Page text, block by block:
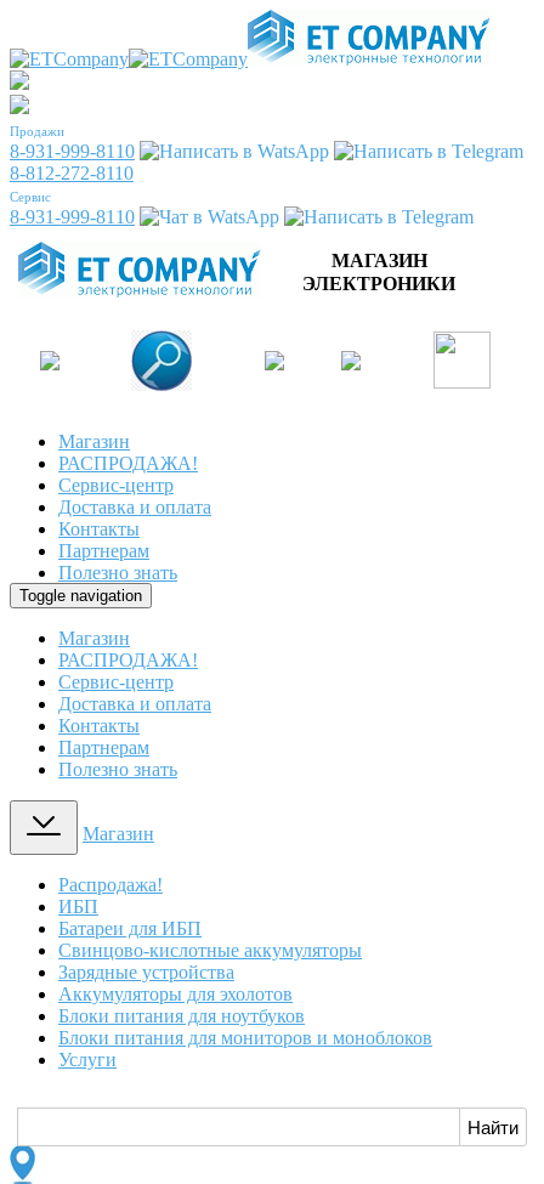
Продажи
8-931-999-8110
8-812-272-8110
Сервис
8-931-999-8110
МАГАЗИН
ЭЛЕКТРОНИКИ
Магазин
РАСПРОДАЖА!
Сервис-центр
Доставка и оплата
Контакты
Партнерам
Полезно знать
Toggle navigation
Магазин
РАСПРОДАЖА!
Сервис-центр
Доставка и оплата
Контакты
Партнерам
Полезно знать
Магазин
Распродажа!
ИБП
Батареи для ИБП
Свинцово-кислотные аккумуляторы
Зарядные устройства
Аккумуляторы для эхолотов
Блоки питания для ноутбуков
Блоки питания для мониторов и моноблоков
Услуги